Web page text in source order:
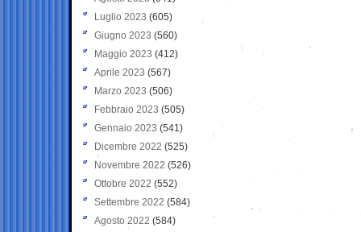
Luglio 2023 (605)
Giugno 2023 (560)
Maggio 2023 (412)
Aprile 2023 (567)
Marzo 2023 (506)
Febbraio 2023 (505)
Gennaio 2023 (541)
Dicembre 2022 (525)
Novembre 2022 (526)
Ottobre 2022 (552)
Settembre 2022 (584)
Agosto 2022 (584)